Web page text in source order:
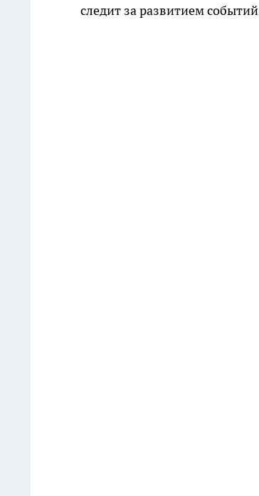
следит за развитием